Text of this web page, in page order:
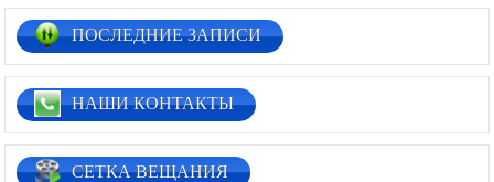
ПОСЛЕДНИЕ ЗАПИСИ
НАШИ КОНТАКТЫ
СЕТКА ВЕЩАНИЯ